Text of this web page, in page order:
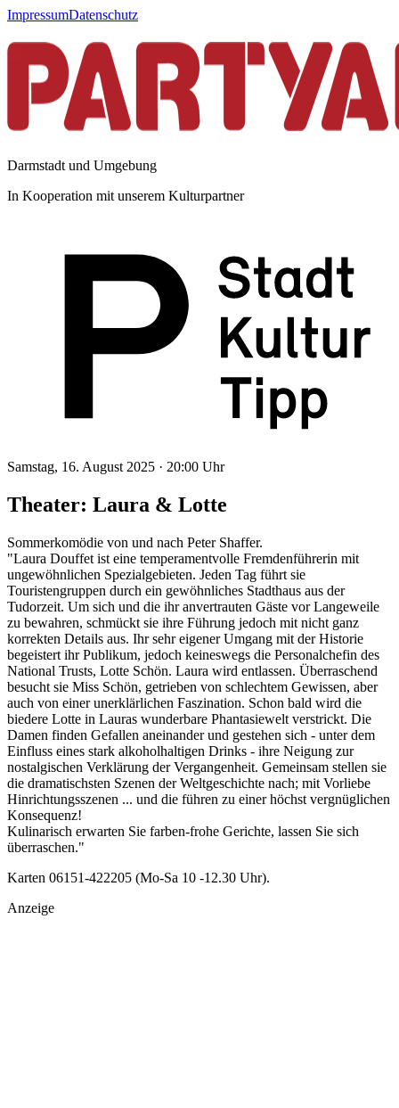
ImpressumDatenschutz
Darmstadt und Umgebung
In Kooperation mit unserem Kulturpartner
Samstag, 16. August 2025 · 20:00 Uhr
Theater: Laura & Lotte
Sommerkomödie von und nach Peter Shaffer.
"Laura Douffet ist eine temperamentvolle Fremdenführerin mit
ungewöhnlichen Spezialgebieten. Jeden Tag führt sie
Touristengruppen durch ein gewöhnliches Stadthaus aus der
Tudorzeit. Um sich und die ihr anvertrauten Gäste vor Langeweile
zu bewahren, schmückt sie ihre Führung jedoch mit nicht ganz
korrekten Details aus. Ihr sehr eigener Umgang mit der Historie
begeistert ihr Publikum, jedoch keineswegs die Personalchefin des
National Trusts, Lotte Schön. Laura wird entlassen. Überraschend
besucht sie Miss Schön, getrieben von schlechtem Gewissen, aber
auch von einer unerklärlichen Faszination. Schon bald wird die
biedere Lotte in Lauras wunderbare Phantasiewelt verstrickt. Die
Damen finden Gefallen aneinander und gestehen sich - unter dem
Einfluss eines stark alkoholhaltigen Drinks - ihre Neigung zur
nostalgischen Verklärung der Vergangenheit. Gemeinsam stellen sie
die dramatischsten Szenen der Weltgeschichte nach; mit Vorliebe
Hinrichtungsszenen ... und die führen zu einer höchst vergnüglichen
Konsequenz!
Kulinarisch erwarten Sie farben-frohe Gerichte, lassen Sie sich
überraschen."
Karten 06151-422205 (Mo-Sa 10 -12.30 Uhr).
Anzeige